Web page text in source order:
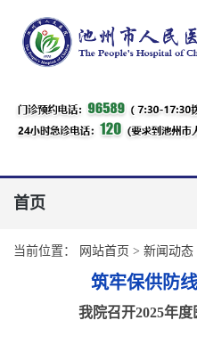
首页
当前位置： 网站首页 > 新闻动态
筑牢保供防
我院召开2025年